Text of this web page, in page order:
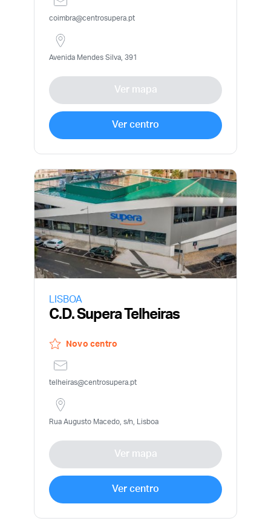
coimbra@centrosupera.pt
Avenida Mendes Silva, 391
Ver mapa
Ver centro
LISBOA
C.D. Supera Telheiras
Novo centro
telheiras@centrosupera.pt
Rua Augusto Macedo, s/n, Lisboa
Ver mapa
Ver centro